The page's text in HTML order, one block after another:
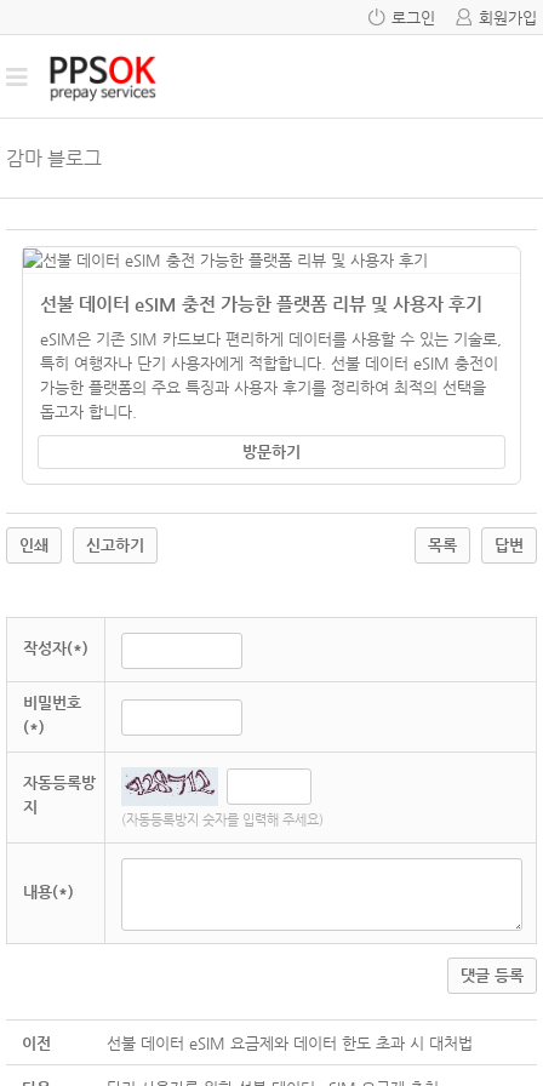
로그인 회원가입
감마 블로그
선불 데이터 eSIM 충전 가능한 플랫폼 리뷰 및 사용자 후기
eSIM은 기존 SIM 카드보다 편리하게 데이터를 사용할 수 있는 기술로,
특히 여행자나 단기 사용자에게 적합합니다. 선불 데이터 eSIM 충전이
가능한 플랫폼의 주요 특징과 사용자 후기를 정리하여 최적의 선택을
돕고자 합니다.
방문하기
인쇄 신고하기 목록 답변
작성자(*)
비밀번호
(*)
자동등록방
지
(자동등록방지 숫자를 입력해 주세요)
내용(*)
댓글 등록
이전 선불 데이터 eSIM 요금제와 데이터 한도 초과 시 대처법